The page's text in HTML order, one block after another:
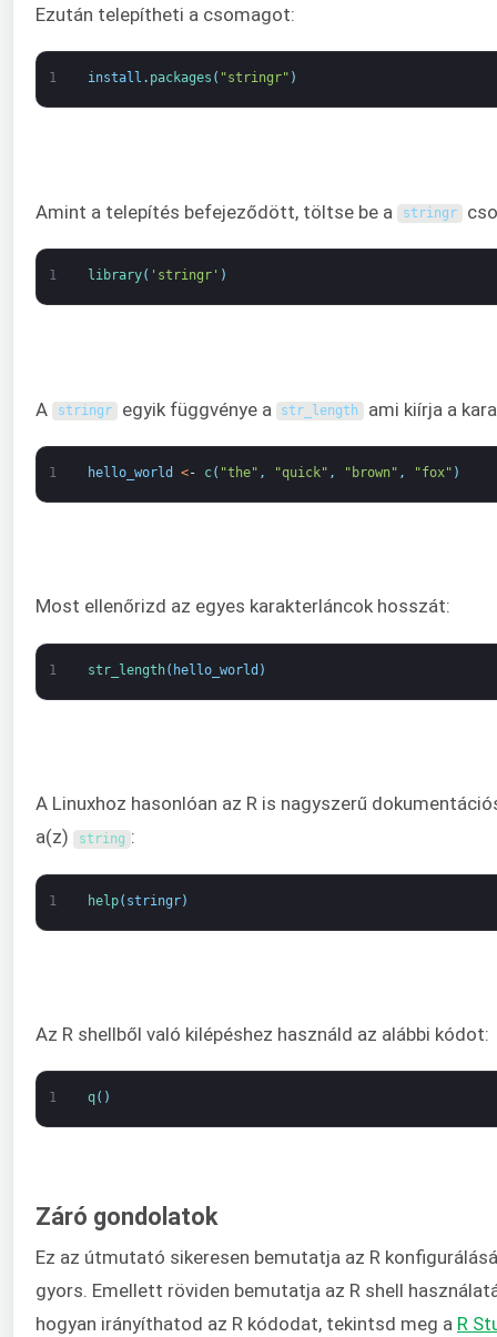
Ezután telepítheti a csomagot:
1 install . packages ( "stringr" )
Amint a telepítés befejeződött, töltse be a stringr
1 library( 'stringr' )
A stringr egyik függvénye a str_length ami kiírja a
1 hello_world <- c( "the" , "quick" , "brown" , "fox" )
Most ellenőrizd az egyes karakterláncok hosszát:
1 str_length( hello_world )
A Linuxhoz hasonlóan az R is nagyszerű
a(z)
string :
1 help( stringr)
Az R shellből való kilépéshez használd az alábbi kódot:
1 q( )
Záró gondolatok
Ez az útmutató sikeresen bemutatja az R
gyors. Emellett röviden bemutatja az R shell
hogyan irányíthatod az R kódodat, tekintsd meg a R